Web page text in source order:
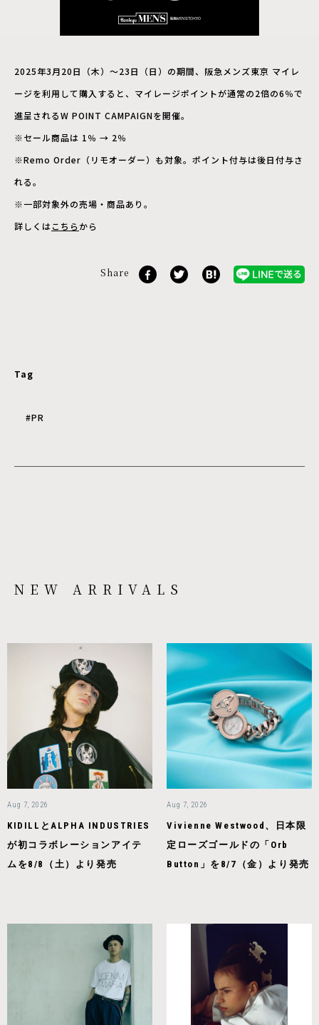
2025年3月20日（木）〜23日（日）の期間、阪急メンズ東京 マイレ
ージを利用して購入すると、マイレージポイントが通常の2倍の6％で
進呈されるW POINT CAMPAIGNを開催。
※セール商品は 1％ → 2％
※Remo Order（リモオーダー）も対象。ポイント付与は後日付与さ
れる。
※一部対象外の売場・商品あり。
詳しくはこちらから
Share
Tag
#PR
NEW ARRIVALS
Aug 7, 2026
KIDILLとALPHA INDUSTRIES
が初コラボレーションアイテ
ムを8/8（土）より発売
Aug 7, 2026
Vivienne Westwood、日本限
定ローズゴールドの「Orb
Button」を8/7（金）より発売